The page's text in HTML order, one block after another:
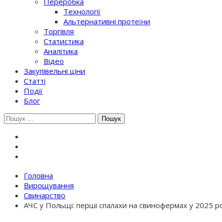
Технології
Альтернативні протеїни
Торгівля
Статистика
Аналітика
Відео
Закупівельні ціни
Статті
Події
Блог
Шукати:
Головна
Вирощування
Свинарство
АЧС у Польщі: перші спалахи на свинофермах у 2025